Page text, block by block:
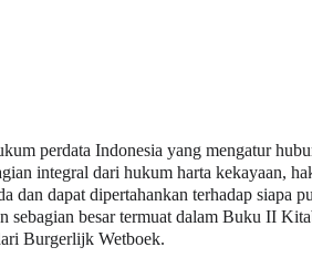
perdata Indonesia yang mengatur
integral dari hukum harta kekayaan,
dan dapat dipertahankan terhadap siapa
sebagian besar termuat dalam Buku II
Burgerlijk Wetboek.